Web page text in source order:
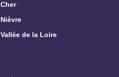
Cher
Nièvre
Vallée de la Loire